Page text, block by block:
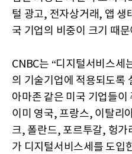
털 광고, 전자상거래, 앱 생
국 기업의 비중이 크기 때
CNBC는 “디지털서비스세
의 기술기업에 적용되도록
아마존 같은 미국 기업들이
이미 영국, 프랑스, 이탈리
크, 폴란드, 포르투갈, 헝가
가 디지털서비스세를 도입